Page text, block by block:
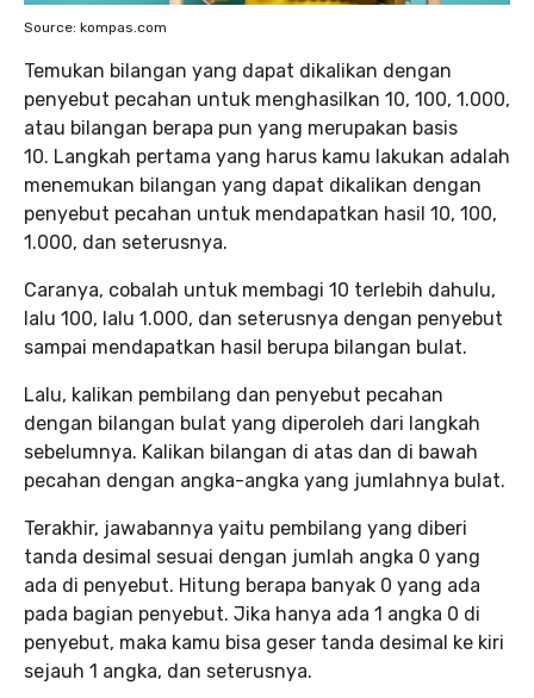
Source: kompas.com
Temukan bilangan yang dapat dikalikan dengan
penyebut pecahan untuk menghasilkan 10, 100, 1.000,
atau bilangan berapa pun yang merupakan basis
10. Langkah pertama yang harus kamu lakukan adalah
menemukan bilangan yang dapat dikalikan dengan
penyebut pecahan untuk mendapatkan hasil 10, 100,
1.000, dan seterusnya.
Caranya, cobalah untuk membagi 10 terlebih dahulu,
lalu 100, lalu 1.000, dan seterusnya dengan penyebut
sampai mendapatkan hasil berupa bilangan bulat.
Lalu, kalikan pembilang dan penyebut pecahan
dengan bilangan bulat yang diperoleh dari langkah
sebelumnya. Kalikan bilangan di atas dan di bawah
pecahan dengan angka-angka yang jumlahnya bulat.
Terakhir, jawabannya yaitu pembilang yang diberi
tanda desimal sesuai dengan jumlah angka 0 yang
ada di penyebut. Hitung berapa banyak 0 yang ada
pada bagian penyebut. Jika hanya ada 1 angka 0 di
penyebut, maka kamu bisa geser tanda desimal ke kiri
sejauh 1 angka, dan seterusnya.